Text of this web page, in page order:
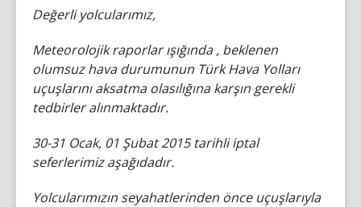
Değerli yolcularımız,
Meteorolojik raporlar ışığında , beklenen
olumsuz hava durumunun Türk Hava Yolları
uçuşlarını aksatma olasılığına karşın gerekli
tedbirler alınmaktadır.
30-31 Ocak, 01 Şubat 2015 tarihli iptal
seferlerimiz aşağıdadır.
Yolcularımızın seyahatlerinden önce uçuşlarıyla